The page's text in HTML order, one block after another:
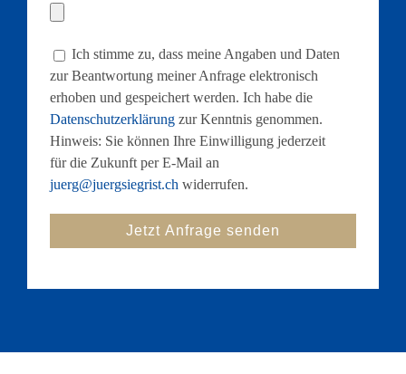
Ich stimme zu, dass meine Angaben und Daten
zur Beantwortung meiner Anfrage elektronisch
erhoben und gespeichert werden. Ich habe die
Datenschutzerklärungzur Kenntnis genommen.
Hinweis: Sie können Ihre Einwilligung jederzeit
für die Zukunft per E-Mail an
juerg@juergsiegrist.ch widerrufen.